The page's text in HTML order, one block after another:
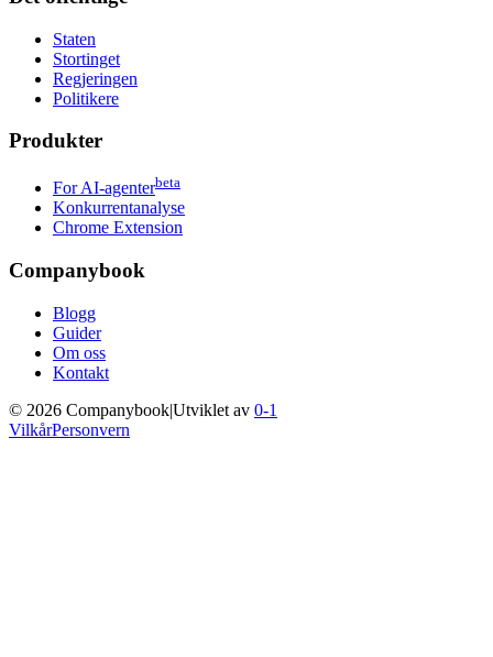
Staten
Stortinget
Regjeringen
Politikere
Produkter
For AI-agenterbeta
Konkurrentanalyse
Chrome Extension
Companybook
Blogg
Guider
Om oss
Kontakt
© 2026 Companybook|Utviklet av 0-1
VilkårPersonvern